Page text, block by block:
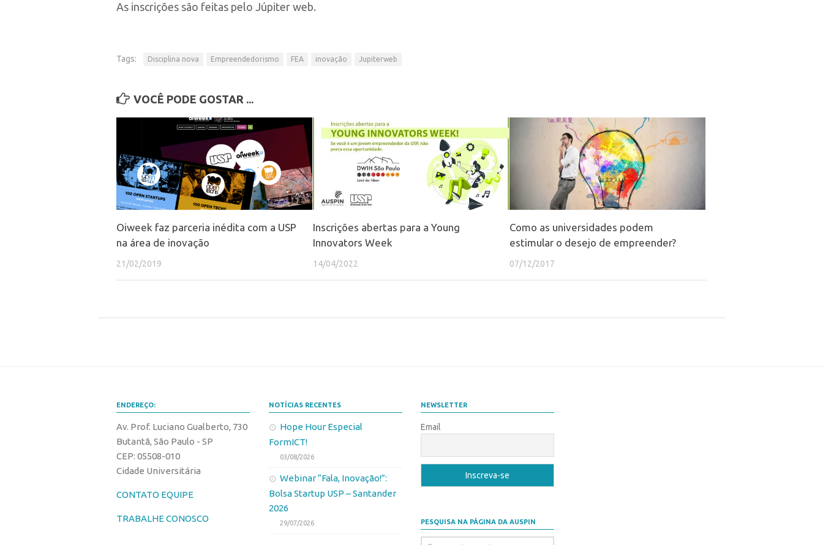
As inscrições são feitas pelo Júpiter web.
Tags: Disciplina nova Empreendedorismo FEA inovação Jupiterweb
VOCÊ PODE GOSTAR ...
Oiweek faz parceria inédita com a USP
na área de inovação
21/02/2019
Inscrições abertas para a Young
Innovators Week
14/04/2022
Como as universidades podem
estimular o desejo de empreender?
07/12/2017
ENDEREÇO:
Av. Prof. Luciano Gualberto, 730
Butantã, São Paulo - SP
CEP: 05508-010
Cidade Universitária
CONTATO EQUIPE
TRABALHE CONOSCO
NOTÍCIAS RECENTES
Hope Hour Especial
FormICT!
03/08/2026
Webinar “Fala, Inovação!”:
Bolsa Startup USP – Santander
2026
29/07/2026
NEWSLETTER
Email
PESQUISA NA PÁGINA DA AUSPIN